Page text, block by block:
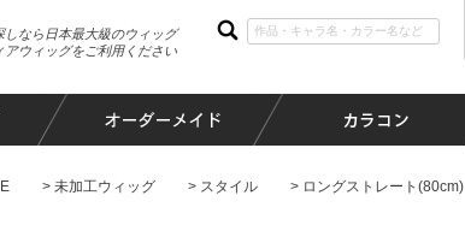
しなら日本最大級のウィッグ
アウィッグをご利用ください
未加工ウィッグ スタイル ロングストレート(80cm)